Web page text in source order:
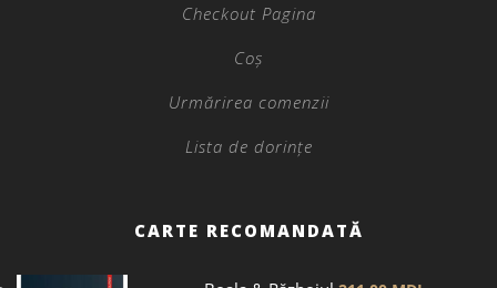
Checkout Pagina
Coș
Urmărirea comenzii
Lista de dorințe
CARTE RECOMANDATĂ